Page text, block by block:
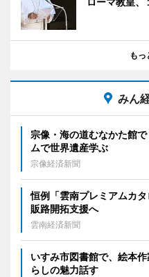
もっ
みん
宗像・海の道むなかた館
ムで世界遺産学ぶ
宗像経済新聞
恒例「雲南プレミアムカ
販路開拓支援へ
雲南経済新聞
いすみ市図書館で、絵本
らしの魅力話す